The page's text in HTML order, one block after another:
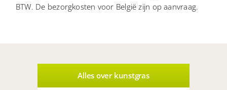
Alles over kunstgras
BTW. De bezorgkosten voor België zijn op aanvraag.